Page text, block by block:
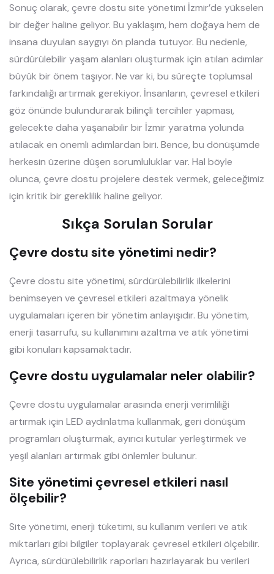
Sonuç olarak, çevre dostu site yönetimi İzmir’de yükselen
bir değer haline geliyor. Bu yaklaşım, hem doğaya hem de
insana duyulan saygıyı ön planda tutuyor. Bu nedenle,
sürdürülebilir yaşam alanları oluşturmak için atılan adımlar
büyük bir önem taşıyor. Ne var ki, bu süreçte toplumsal
farkındalığı artırmak gerekiyor. İnsanların, çevresel etkileri
göz önünde bulundurarak bilinçli tercihler yapması,
gelecekte daha yaşanabilir bir İzmir yaratma yolunda
atılacak en önemli adımlardan biri. Bence, bu dönüşümde
herkesin üzerine düşen sorumluluklar var. Hal böyle
olunca, çevre dostu projelere destek vermek, geleceğimiz
için kritik bir gereklilik haline geliyor.
Sıkça Sorulan Sorular
Çevre dostu site yönetimi nedir?
Çevre dostu site yönetimi, sürdürülebilirlik ilkelerini
benimseyen ve çevresel etkileri azaltmaya yönelik
uygulamaları içeren bir yönetim anlayışıdır. Bu yönetim,
enerji tasarrufu, su kullanımını azaltma ve atık yönetimi
gibi konuları kapsamaktadır.
Çevre dostu uygulamalar neler olabilir?
Çevre dostu uygulamalar arasında enerji verimliliği
artırmak için LED aydınlatma kullanmak, geri dönüşüm
programları oluşturmak, ayırıcı kutular yerleştirmek ve
yeşil alanları artırmak gibi önlemler bulunur.
Site yönetimi çevresel etkileri nasıl
ölçebilir?
Site yönetimi, enerji tüketimi, su kullanım verileri ve atık
miktarları gibi bilgiler toplayarak çevresel etkileri ölçebilir.
Ayrıca, sürdürülebilirlik raporları hazırlayarak bu verileri